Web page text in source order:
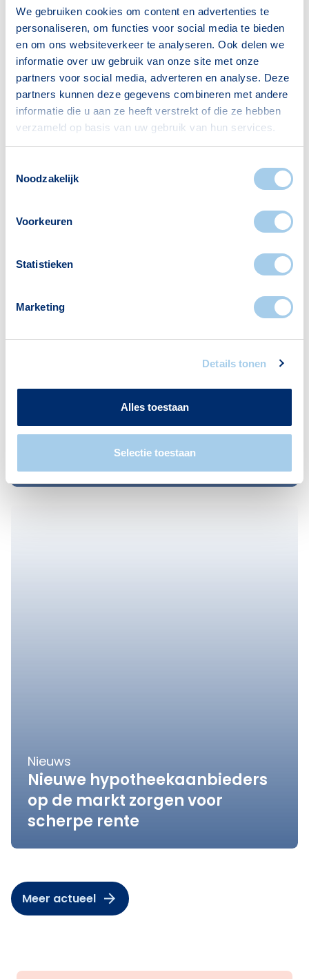
We gebruiken cookies om content en advertenties te
personaliseren, om functies voor social media te bieden
en om ons websiteverkeer te analyseren. Ook delen we
informatie over uw gebruik van onze site met onze
partners voor social media, adverteren en analyse. Deze
partners kunnen deze gegevens combineren met andere
informatie die u aan ze heeft verstrekt of die ze hebben
verzameld op basis van uw gebruik van hun services.
Noodzakelijk
Voorkeuren
Statistieken
Marketing
Details tonen
Alles toestaan
Selectie toestaan
Nieuws
De visie van Hypotheek Visie: de
verplichte
annuïteitenhypotheek
Langere rentevaste periode
Nieuws
Nieuwe hypotheekaanbieders
op de markt zorgen voor
scherpe rente
Meer actueel